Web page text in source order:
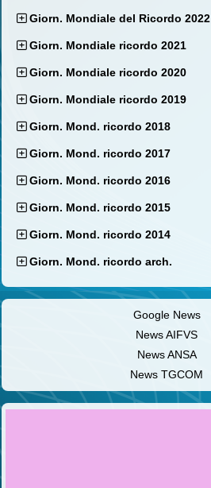
Giorn. Mondiale del Ricordo 2022
Giorn. Mondiale ricordo 2021
Giorn. Mondiale ricordo 2020
Giorn. Mondiale ricordo 2019
Giorn. Mond. ricordo 2018
Giorn. Mond. ricordo 2017
Giorn. Mond. ricordo 2016
Giorn. Mond. ricordo 2015
Giorn. Mond. ricordo 2014
Giorn. Mond. ricordo arch.
Google News
News AIFVS
News ANSA
News TGCOM